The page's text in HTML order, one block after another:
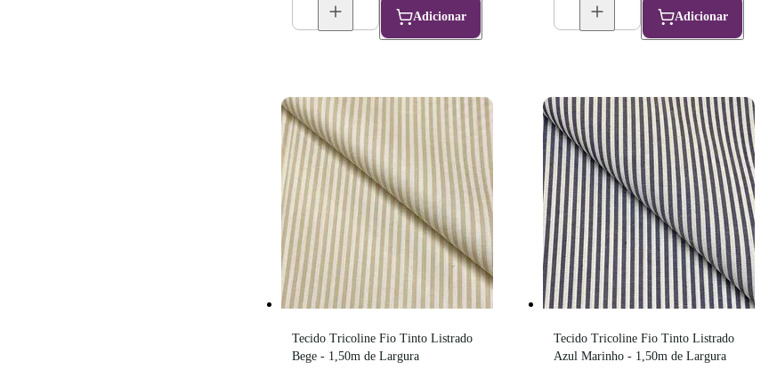
Adicionar Adicionar
Tecido Tricoline Fio Tinto Listrado
Bege - 1,50m de Largura
Tecido Tricoline Fio Tinto Listrado
Azul Marinho - 1,50m de Largura